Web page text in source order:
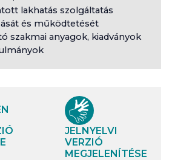
lakhatás szolgáltatás
és működtetését
szakmai anyagok, kiadványok
JELNYELVI
VERZIÓ
MEGJELENÍTÉSE